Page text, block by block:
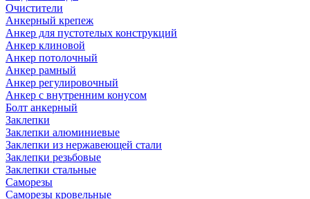
Очистители
Анкерный крепеж
Анкер для пустотелых конструкций
Анкер клиновой
Анкер потолочный
Анкер рамный
Анкер регулировочный
Анкер с внутренним конусом
Болт анкерный
Заклепки
Заклепки алюминиевые
Заклепки из нержавеющей стали
Заклепки резьбовые
Заклепки стальные
Саморезы
Саморезы кровельные